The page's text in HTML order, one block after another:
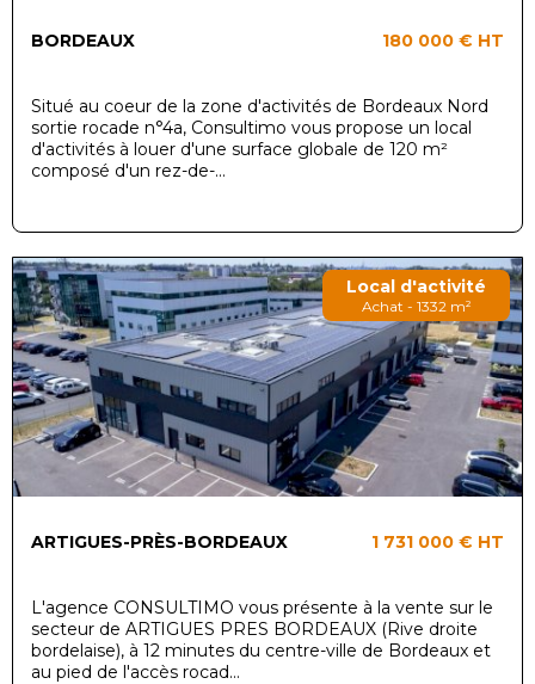
BORDEAUX 180 000 € HT
Situé au coeur de la zone d'activités de Bordeaux Nord
sortie rocade n°4a, Consultimo vous propose un local
d'activités à louer d'une surface globale de 120 m²
composé d'un rez-de-...
Local d'activité
Achat - 1332 m²
ARTIGUES-PRÈS-BORDEAUX 1 731 000 € HT
L'agence CONSULTIMO vous présente à la vente sur le
secteur de ARTIGUES PRES BORDEAUX (Rive droite
bordelaise), à 12 minutes du centre-ville de Bordeaux et
au pied de l'accès rocad...